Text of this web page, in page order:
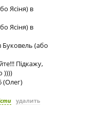
Ясіня) в
Ясіня) в
Буковель (або
Підкажу,
))))
(Олег)
удалить